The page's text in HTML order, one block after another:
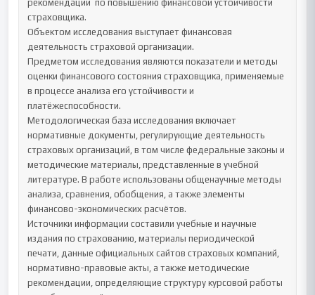
рекомендации	по повышению финансовой устойчивости
страховщика.
Объектом исследования выступает финансовая
деятельность страховой организации.
Предметом исследования являются показатели и методы
оценки финансового состояния страховщика, применяемые
в процессе анализа его устойчивости и
платёжеспособности.
Методологическая база исследования включает
нормативные документы, регулирующие деятельность
страховых организаций, в том числе федеральные законы и
методические материалы, представленные в учебной
литературе. В работе использованы общенаучные методы
анализа, сравнения, обобщения, а также элементы
финансово-экономических расчётов.
Источники информации составили учебные и научные
издания по страхованию, материалы периодической
печати, данные официальных сайтов страховых компаний,
нормативно-правовые акты, а также методические
рекомендации, определяющие структуру курсовой работы